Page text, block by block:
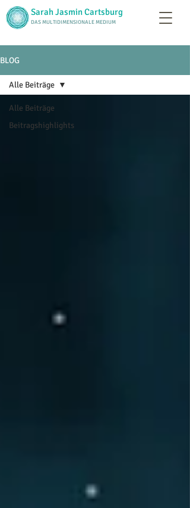
Sarah Jasmin Cartsburg
DAS MULTIDIMENSIONALE MEDIUM
BLOG
Alle Beiträge
Beitragshighlights
Alle Beiträge